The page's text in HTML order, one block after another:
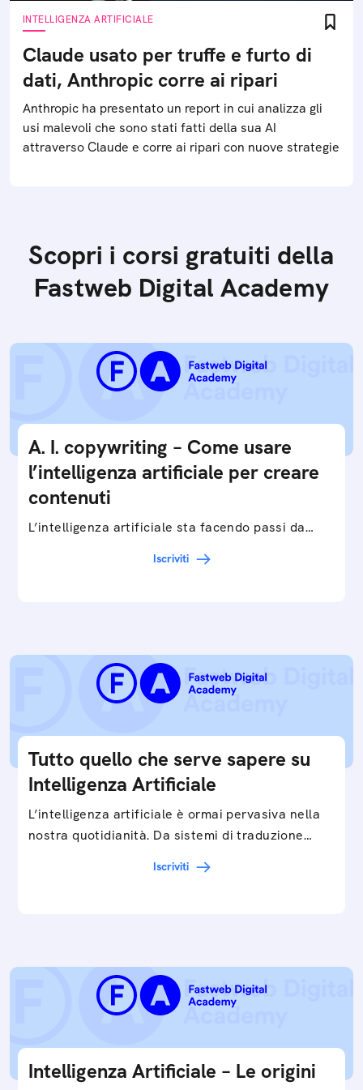
INTELLIGENZA ARTIFICIALE
Claude usato per truffe e furto di
dati, Anthropic corre ai ripari
Anthropic ha presentato un report in cui analizza gli
usi malevoli che sono stati fatti della sua AI
attraverso Claude e corre ai ripari con nuove strategie
Scopri i corsi gratuiti della
Fastweb Digital Academy
A. I. copywriting – Come usare
l’intelligenza artificiale per creare
contenuti
L’intelligenza artificiale sta facendo passi da
interpretazione dei big data ai chatbot e virtual…
Iscriviti
Tutto quello che serve sapere su
Intelligenza Artificiale
L’intelligenza artificiale è ormai pervasiva nella
nostra quotidianità. Da sistemi di traduzione
Iscriviti
Intelligenza Artificiale – Le origini